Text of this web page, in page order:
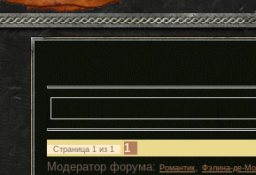
Страница 1 из 1
1
Модератор форума: Романтик, Фэлина-де-